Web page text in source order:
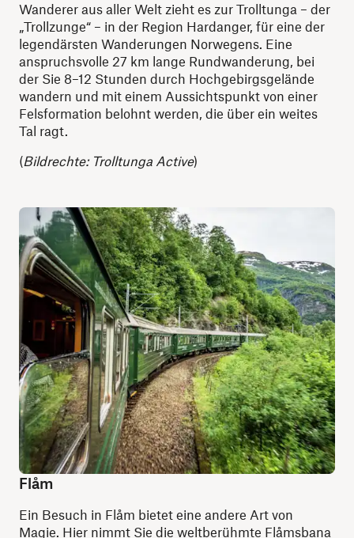
Wanderer aus aller Welt zieht es zur Trolltunga – der
„Trollzunge“ – in der Region Hardanger, für eine der
legendärsten Wanderungen Norwegens. Eine
anspruchsvolle 27 km lange Rundwanderung, bei
der Sie 8–12 Stunden durch Hochgebirgsgelände
wandern und mit einem Aussichtspunkt von einer
Felsformation belohnt werden, die über ein weites
Tal ragt.
(Bildrechte: Trolltunga Active)
Flåm
Ein Besuch in Flåm bietet eine andere Art von
Magie. Hier nimmt Sie die weltberühmte Flåmsbana